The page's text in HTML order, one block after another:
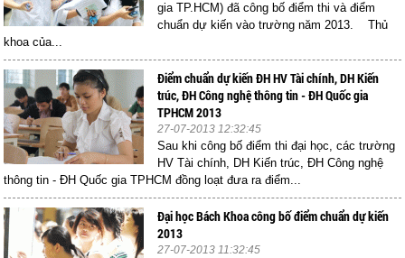
gia TP.HCM) đã công bố điểm thi và điểm
chuẩn dự kiến vào trường năm 2013. Thủ
khoa của...
Điểm chuẩn dự kiến ĐH HV Tài chính, DH Kiến
trúc, ĐH Công nghệ thông tin - ĐH Quốc gia
TPHCM 2013
27-07-2013 12:32:45
Sau khi công bố điểm thi đại học, các trường
HV Tài chính, DH Kiến trúc, ĐH Công nghệ
thông tin - ĐH Quốc gia TPHCM đồng loạt đưa ra điểm...
Đại học Bách Khoa công bố điểm chuẩn dự kiến
2013
27-07-2013 11:32:45